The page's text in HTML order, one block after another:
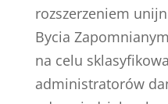
rozszerzeniem
Bycia
na celu
administratorów